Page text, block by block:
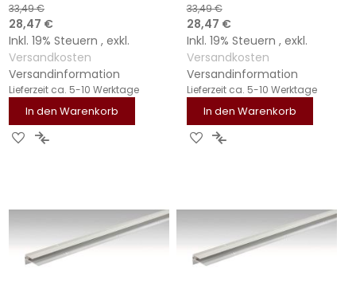
33,49 €
Sonderangebot
28,47 €
Inkl. 19% Steuern , exkl.
Versandkosten
Versandinformation
Lieferzeit ca. 5-10 Werktage
In den Warenkorb
ZURZUR
33,49 €
Sonderangebot
28,47 €
Inkl. 19% Steuern , exkl.
Versandkosten
Versandinformation
Lieferzeit ca. 5-10 Werktage
In den Warenkorb
ZURZUR